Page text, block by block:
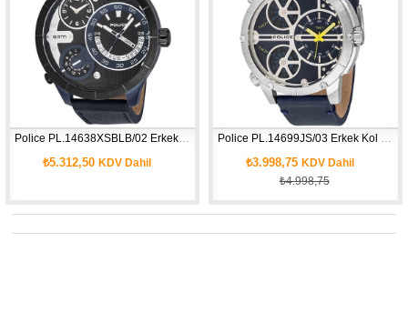
Police PL.14638XSBLB/02 Erkek Kol Saati
₺5.312,50 KDV Dahil
Police PL.14699JS/03 Erkek Kol Saati
₺3.998,75 KDV Dahil
₺4.998,75